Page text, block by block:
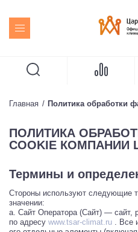
Главная Политика обработки
ПОЛИТИКА
COOKIE КОМПАНИИ
Термины и
Стороны используют следующие
значении:
a. Сайт Оператора (Сайт) — сайт,
по адресу www.tsar-climat.ru . Все